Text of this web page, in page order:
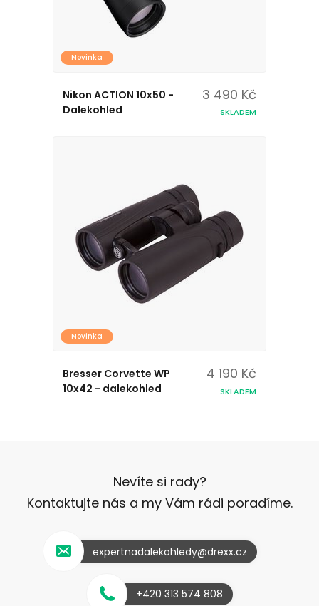
Novinka
Nikon ACTION 10x50 -
Dalekohled
3 490 Kč
SKLADEM
Novinka
Bresser Corvette WP
10x42 - dalekohled
4 190 Kč
SKLADEM
Nevíte si rady?
Kontaktujte nás a my Vám rádi poradíme.
expertnadalekohledy@drexx.cz
+420 313 574 808